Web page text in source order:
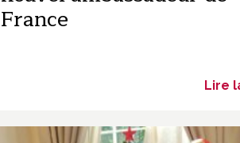
France
Lire